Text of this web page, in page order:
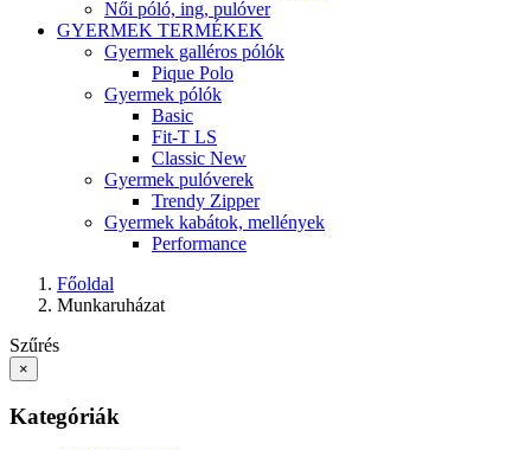
Női póló, ing, pulóver
GYERMEK TERMÉKEK
Gyermek galléros pólók
Pique Polo
Gyermek pólók
Basic
Fit-T LS
Classic New
Gyermek pulóverek
Trendy Zipper
Gyermek kabátok, mellények
Performance
Főoldal
Munkaruházat
Szűrés
×
Kategóriák